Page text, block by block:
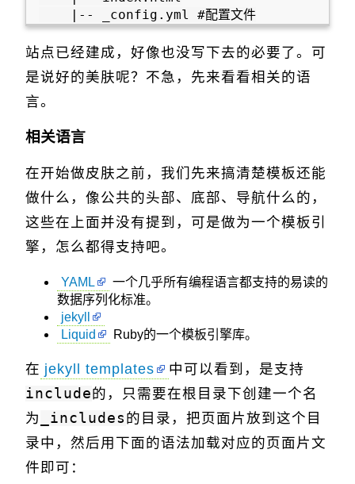
站点已经建成，好像也没写下去的必要了。可
是说好的美肤呢？不急，先来看看相关的语
言。
相关语言
在开始做皮肤之前，我们先来搞清楚模板还能
做什么，像公共的头部、底部、导航什么的，
这些在上面并没有提到，可是做为一个模板引
擎，怎么都得支持吧。
YAML
一个几乎所有编程语言都支持的易读的
数据序列化标准。
jekyll
Liquid
Ruby的一个模板引擎库。
在 jekyll templates
中可以看到，是支持
include的，只需要在根目录下创建一个名
为
_includes 的目录，把页面片放到这个目
录中，然后用下面的语法加载对应的页面片文
件即可：